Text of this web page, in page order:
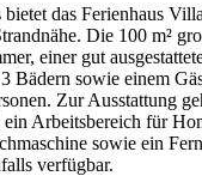
das Ferienhaus
Die 100 m²
einer gut
Bädern sowie einem
Zur Ausstattung
Arbeitsbereich für
sowie ein
verfügbar.